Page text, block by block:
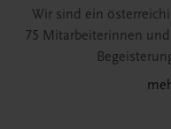
Wir sind ein
75 Mitarbeiterinnen